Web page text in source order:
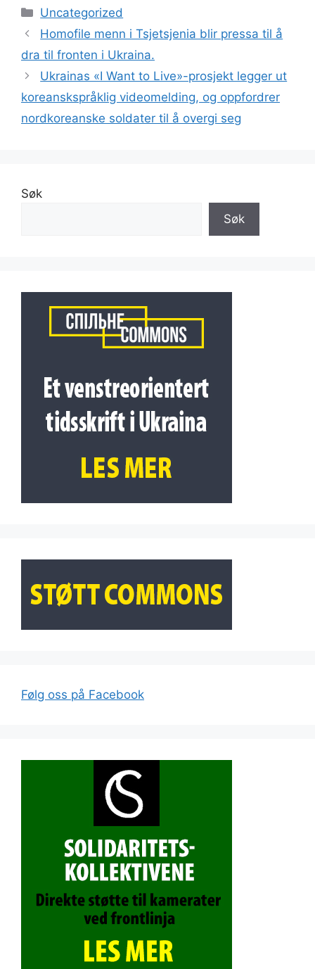
Kategorier
Uncategorized
Homofile menn i Tsjetsjenia blir pressa til å
dra til fronten i Ukraina.
Ukrainas «I Want to Live»-prosjekt legger ut
koreanskspråklig videomelding, og oppfordrer
nordkoreanske soldater til å overgi seg
Søk
Søk
Følg oss på Facebook